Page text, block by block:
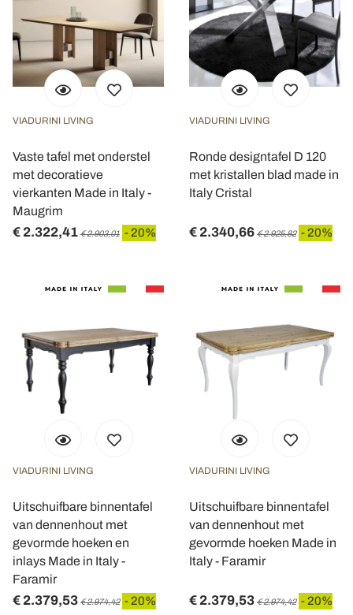
VIADURINI LIVING
Vaste tafel met onderstel
met decoratieve
vierkanten Made in Italy -
Maugrim
€ 2.322,41 € 2.903,01 - 20%
VIADURINI LIVING
Ronde designtafel D 120
met kristallen blad made in
Italy Cristal
€ 2.340,66 € 2.925,82 - 20%
VIADURINI LIVING
Uitschuifbare binnentafel
van dennenhout met
gevormde hoeken en
inlays Made in Italy -
Faramir
€ 2.379,53 € 2.974,42 - 20%
VIADURINI LIVING
Uitschuifbare binnentafel
van dennenhout met
gevormde hoeken Made in
Italy - Faramir
€ 2.379,53 € 2.974,42 - 20%